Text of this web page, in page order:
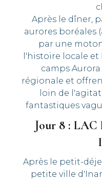
Après le dîner,
aurores boréales
par une
l'histoire locale et
camps
régionale et
loin de
fantastiques
Jour 8 :
Après le petit-
petite ville